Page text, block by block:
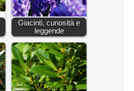
Giacinti, curiosità e
leggende